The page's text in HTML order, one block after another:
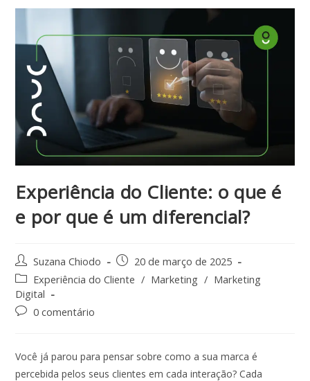
Experiência do Cliente: o que é
e por que é um diferencial?
Suzana Chiodo
20 de março de 2025
Experiência do Cliente / Marketing / Marketing
Digital
0 comentário
Você já parou para pensar sobre como a sua marca é
percebida pelos seus clientes em cada interação? Cada